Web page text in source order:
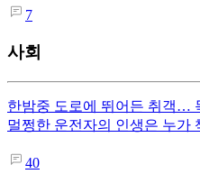
7
사회
한밤중 도로에 뛰어든 취객…
멀쩡한 운전자의 인생은 누가
40